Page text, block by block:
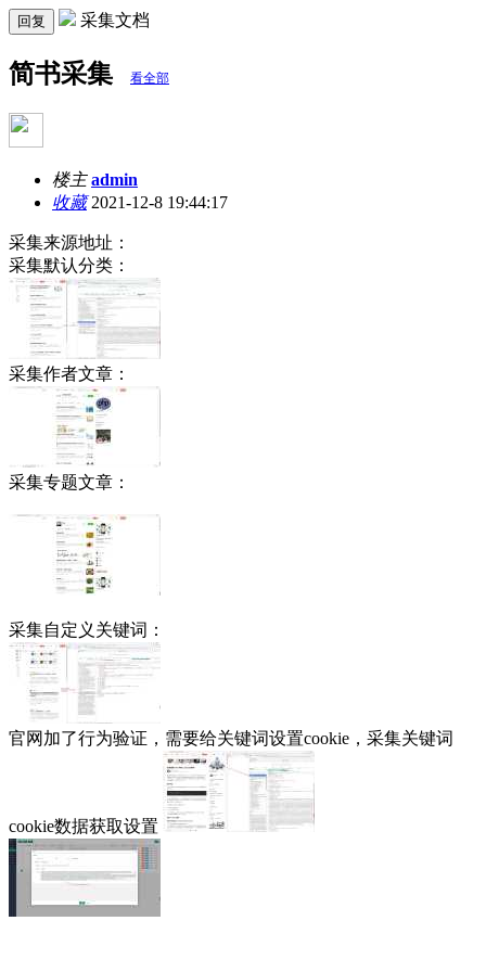
回复 采集文档
简书采集 看全部
楼主 admin
收藏2021-12-8 19:44:17
采集来源地址：
采集默认分类：
采集作者文章：
采集专题文章：
采集自定义关键词：
官网加了行为验证，需要给关键词设置cookie，采集关键词
cookie数据获取设置